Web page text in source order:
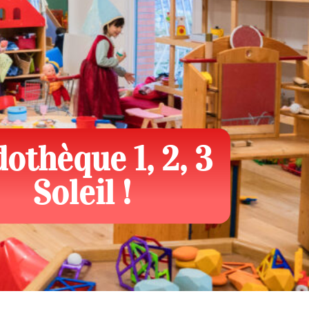
1, 2, 3
Soleil !